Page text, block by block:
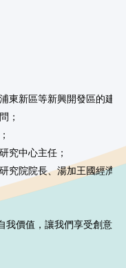
東新區等新興開發區的建
；
究中心主任；
究院院長、湯加王國經濟
價值，讓我們享受創意